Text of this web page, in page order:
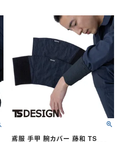
鳶服 手甲 腕カバー 藤和 TS